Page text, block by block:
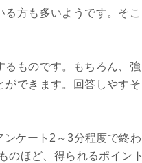
方も多いようです。そこ
るものです。もちろん、強
ができます。回答しやすそ
ンケート2～3分程度で終わ
のほど、得られるポイント